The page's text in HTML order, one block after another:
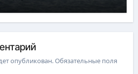
опубликован.Обязательные поля